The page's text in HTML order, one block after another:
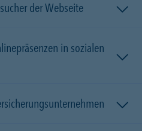
der Webseite
in sozialen